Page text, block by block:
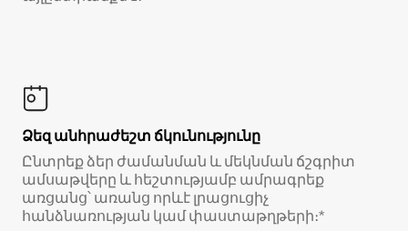
Ձեզ անհրաժեշտ ճկունությունը
Ընտրեք ձեր ժամանման և մեկնման ճշգրիտ
ամսաթվերը և հեշտությամբ ամրագրեք
առցանց՝ առանց որևէ լրացուցիչ
հանձնառության կամ փաստաթղթերի։*